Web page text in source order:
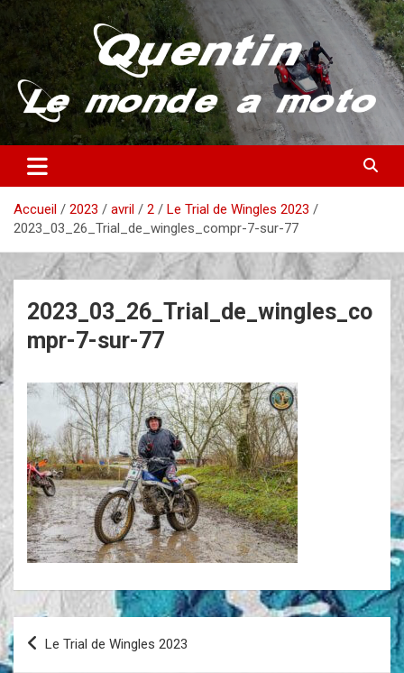
Aller
au
contenu
Quentin – Le monde à moto
Partez à la découverte du monde en vieille bécane
Accueil 2023 avril 2
Le Trial de Wingles 2023
2023_03_26_Trial_de_wingles_compr-7-sur-77
2023_03_26_Trial_de_wingles_co
mpr-7-sur-77
Navigation
de
Le Trial de Wingles 2023